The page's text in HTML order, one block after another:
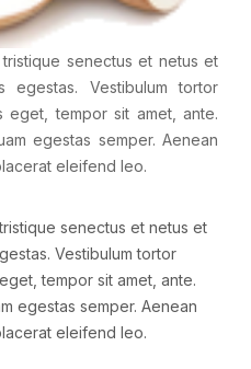
senectus et netus et
egestas. Vestibulum tortor
eget, tempor sit amet, ante.
egestas semper. Aenean
eleifend leo.
senectus et netus et
Vestibulum tortor
tempor sit amet, ante.
egestas semper. Aenean
eleifend leo.